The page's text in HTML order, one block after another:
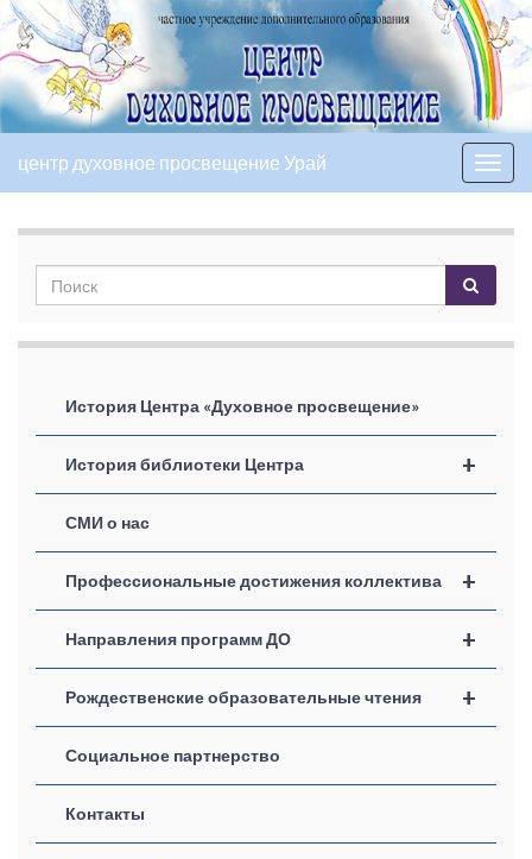
Вкл/
выкл
центр духовное просвещение Урай
История Центра «Духовное просвещение»
+
История библиотеки Центра
СМИ о нас
+
Профессиональные достижения коллектива
+
Направления программ ДО
+
Рождественские образовательные чтения
Социальное партнерство
Контакты